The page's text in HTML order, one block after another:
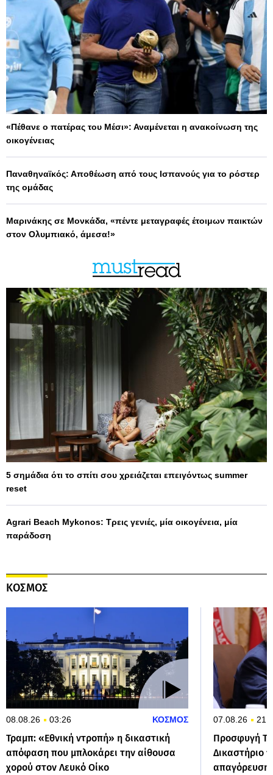
«Πέθανε ο πατέρας του Μέσι»: Αναμένεται η ανακοίνωση της
οικογένειας
Παναθηναϊκός: Αποθέωση από τους Ισπανούς για το ρόστερ
της ομάδας
Μαρινάκης σε Μονκάδα, «πέντε μεταγραφές έτοιμων παικτών
στον Ολυμπιακό, άμεσα!»
5 σημάδια ότι το σπίτι σου χρειάζεται επειγόντως summer
reset
Agrari Beach Mykonos: Τρεις γενιές, μία οικογένεια, μία
παράδοση
ΚΟΣΜΟΣ
08.08.26 03:26 ΚΟΣΜΟΣ
Τραμπ: «Εθνική ντροπή» η δικαστική
απόφαση που μπλοκάρει την αίθουσα
χορού στον Λευκό Οίκο
07.08.26
Προσφυγή
Δικαστήριο